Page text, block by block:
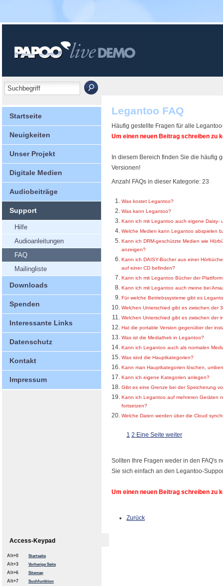
Startseite
Neuigkeiten
Unser Projekt
Digitale Medien
Audiobeiträge
Support
Hilfe
Audioanleitungen
FAQ
Mailingliste
Downloads
Spenden
Interessante Links
Datenschutz
Kontakt
Impressum
Legantoo FAQ
Häufig gestellte Fragen für alle
Um einen neuen Beitrag schreiben zu
In diesem Bereich finden Sie die häufig
Versionen!
Anzahl FAQs in dieser Kategorie: 23
Was kostet Legantoo?
Was kann Legantoo?
Kann ich mit Legantoo auch eigene Daisy-
Welche Medien kann Legantoo abspielen
Kann ich DRM-geschützte Medien wie
anzeigen?
Kann ich DAISY-Bücher aus einer
auf einer CD befinden?
Kann ich mit Legantoo Bücher der Plattform
Kann ich mit Legantoo auch meine bei
Für welche Betriebssysteme gibt es
Welchen Unterschied gibt es zwischen der
Welchen Unterschied gibt es zwischen der
Hat die portable Version gegenüber der
Was ist die Mediathek in Legantoo?
Kann ich Legantoo auch als normalen
Was sind die Hauptkategorien?
Kann man Hauptkategorien löschen,
Kann ich eigene Kategorien anlegen?
Gibt es eine Grenze bei der Speicherung
Kann ich Legantoo auf mehreren Geräten
fortsetzen?
Welche Daten werden über die Cloud
1 2 Eine Seite weiter
Sollten Ihre Fragen weder in den FAQ's
Sie sich einfach an den Legantoo-
Um einen neuen Beitrag schreiben zu
Zurück
Access-Keypad
Alt+0 Startseite
Alt+3 Vorherige Seite
Alt+6 Sitemap
Alt+7 Suchfunktion